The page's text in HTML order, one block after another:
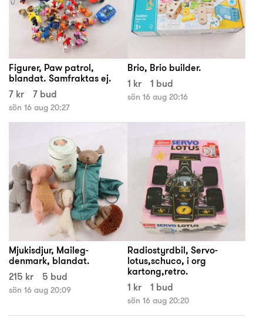
Figurer, Paw patrol,
blandat. Samfraktas ej.
7 kr
7 bud
sön 16 aug 20:27
Brio, Brio builder.
1 kr
1 bud
sön 16 aug 20:16
Mjukisdjur, Maileg-
denmark, blandat.
215 kr
5 bud
sön 16 aug 20:09
Radiostyrdbil, Servo-
lotus,schuco, i org
kartong,retro.
1 kr
1 bud
sön 16 aug 20:20